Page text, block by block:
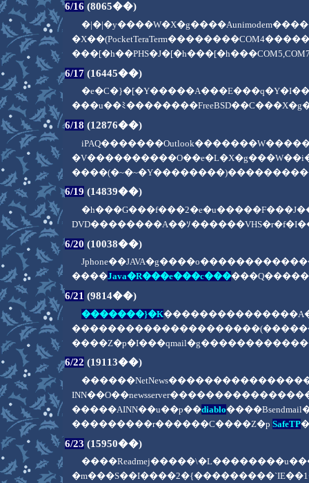
6/16 (8065��)
6/17 (16445��)
���u��ﾐ
6/18 (12876��)
6/19 (14839��)
DVD��������A��ｿ
6/20 (10038��)
����Java�R���e���c���
6/21 (9814��)
�������}�K
6/22 (19113��)
�����AINN��u��p��diablo
���������r������C����Z�pSafeTP
6/23 (15950��)